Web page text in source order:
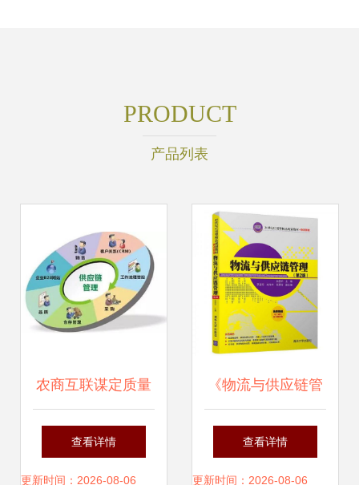
PRODUCT
产品列表
农商互联谋定质量
丰收节交易会的实
践与思考
查看详情
更新时间：2026-08-06
《物流与供应链管
理（第2版）》
——21世纪应用型
查看详情
更新时间：2026-08-06